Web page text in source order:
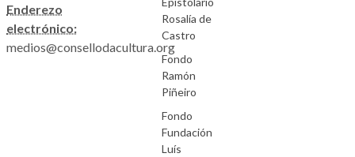
Enderezo
electrónico:
medios@consellodacultura.org
Rosalía de
Castro
Fondo
Ramón
Piñeiro
Fondo
Fundación
Luís